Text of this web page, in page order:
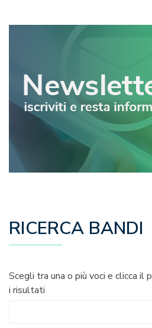
RICERCA BANDI
Scegli tra una o più voci e clicca il
i risultati